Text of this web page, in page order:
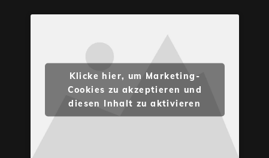
Klicke hier, um Marketing-
Cookies zu akzeptieren und
diesen Inhalt zu aktivieren